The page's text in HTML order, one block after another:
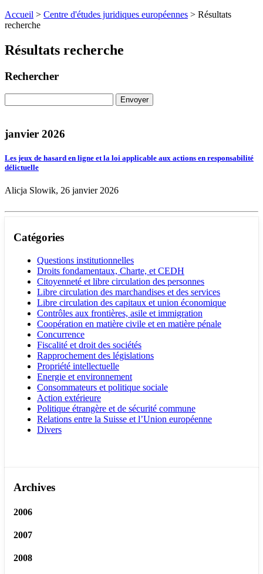
Accueil > Centre d'études juridiques européennes > Résultats
recherche
Résultats recherche
Rechercher
janvier 2026
Les jeux de hasard en ligne et la loi applicable aux actions en responsabilité
délictuelle
Alicja Slowik, 26 janvier 2026
Catégories
Questions institutionnelles
Droits fondamentaux, Charte, et CEDH
Citoyenneté et libre circulation des personnes
Libre circulation des marchandises et des services
Libre circulation des capitaux et union économique
Contrôles aux frontières, asile et immigration
Coopération en matière civile et en matière pénale
Concurrence
Fiscalité et droit des sociétés
Rapprochement des législations
Propriété intellectuelle
Energie et environnement
Consommateurs et politique sociale
Action extérieure
Politique étrangère et de sécurité commune
Relations entre la Suisse et l’Union européenne
Divers
Archives
2006
2007
2008